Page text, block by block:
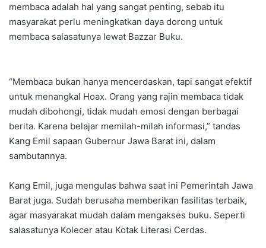
membaca adalah hal yang sangat penting, sebab itu
masyarakat perlu meningkatkan daya dorong untuk
membaca salasatunya lewat Bazzar Buku.
“Membaca bukan hanya mencerdaskan, tapi sangat efektif
untuk menangkal Hoax. Orang yang rajin membaca tidak
mudah dibohongi, tidak mudah emosi dengan berbagai
berita. Karena belajar memilah-milah informasi,” tandas
Kang Emil sapaan Gubernur Jawa Barat ini, dalam
sambutannya.
Kang Emil, juga mengulas bahwa saat ini Pemerintah Jawa
Barat juga. Sudah berusaha memberikan fasilitas terbaik,
agar masyarakat mudah dalam mengakses buku. Seperti
salasatunya Kolecer atau Kotak Literasi Cerdas.